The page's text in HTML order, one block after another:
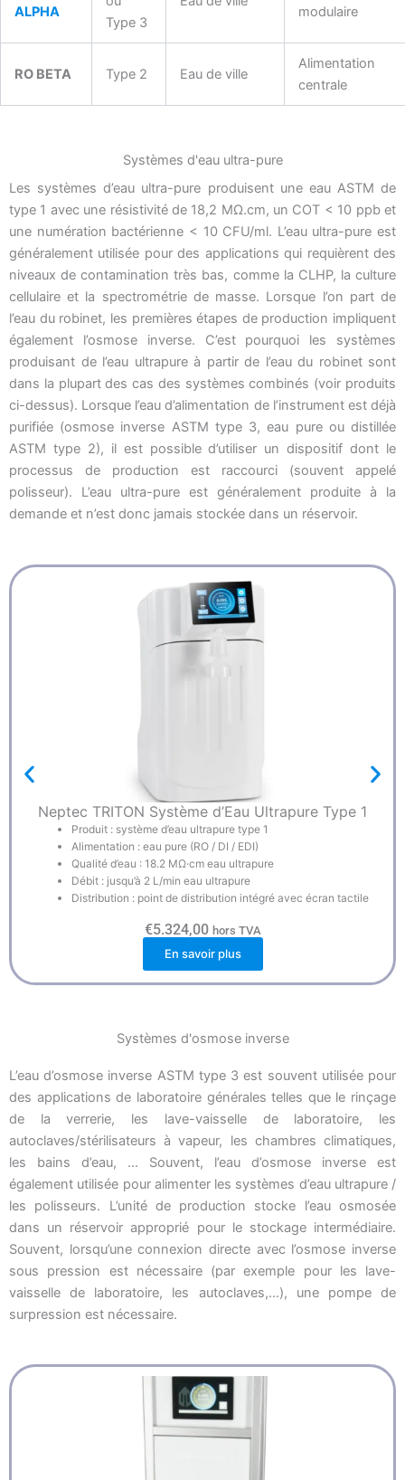
ALPHA
Type 3
modulaire
RO BETA Type 2 Eau de ville
Alimentation
centrale
Systèmes d'eau ultra-pure
Les systèmes d’eau ultra-pure produisent une eau ASTM de
type 1 avec une résistivité de 18,2 MΩ.cm, un COT < 10 ppb et
une numération bactérienne < 10 CFU/ml. L’eau ultra-pure est
généralement utilisée pour des applications qui requièrent des
niveaux de contamination très bas, comme la CLHP, la culture
cellulaire et la spectrométrie de masse. Lorsque l’on part de
l’eau du robinet, les premières étapes de production impliquent
également l’osmose inverse. C’est pourquoi les systèmes
produisant de l’eau ultrapure à partir de l’eau du robinet sont
dans la plupart des cas des systèmes combinés (voir produits
ci-dessus). Lorsque l’eau d’alimentation de l’instrument est déjà
purifiée (osmose inverse ASTM type 3, eau pure ou distillée
ASTM type 2), il est possible d’utiliser un dispositif dont le
processus de production est raccourci (souvent appelé
polisseur). L’eau ultra-pure est généralement produite à la
demande et n’est donc jamais stockée dans un réservoir.
Neptec TRITON Système d’Eau Ultrapure Type 1
Produit : système d’eau ultrapure type 1
Alimentation : eau pure (RO / DI / EDI)
Qualité d’eau : 18.2 MΩ·cm eau ultrapure
Débit : jusqu’à 2 L/min eau ultrapure
Distribution : point de distribution intégré avec écran tactile
€5.324,00 hors TVA
En savoir plus
Systèmes d'osmose inverse
L’eau d’osmose inverse ASTM type 3 est souvent utilisée pour
des applications de laboratoire générales telles que le rinçage
de la verrerie, les lave-vaisselle de laboratoire, les
autoclaves/stérilisateurs à vapeur, les chambres climatiques,
les bains d’eau, … Souvent, l’eau d’osmose inverse est
également utilisée pour alimenter les systèmes d’eau ultrapure /
les polisseurs. L’unité de production stocke l’eau osmosée
dans un réservoir approprié pour le stockage intermédiaire.
Souvent, lorsqu’une connexion directe avec l’osmose inverse
sous pression est nécessaire (par exemple pour les lave-
vaisselle de laboratoire, les autoclaves,…), une pompe de
surpression est nécessaire.